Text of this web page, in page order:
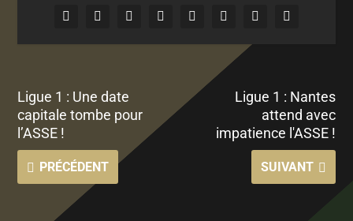
Ligue 1 : Une date
capitale tombe pour
l’ASSE !
PRÉCÉDENT
Ligue 1 : Nantes
attend avec
impatience l'ASSE !
SUIVANT